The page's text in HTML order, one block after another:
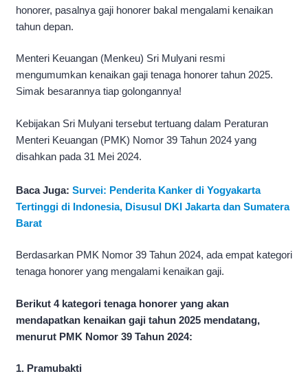
honorer, pasalnya gaji honorer bakal mengalami kenaikan
tahun depan.
Menteri Keuangan (Menkeu) Sri Mulyani resmi
mengumumkan kenaikan gaji tenaga honorer tahun 2025.
Simak besarannya tiap golongannya!
Kebijakan Sri Mulyani tersebut tertuang dalam Peraturan
Menteri Keuangan (PMK) Nomor 39 Tahun 2024 yang
disahkan pada 31 Mei 2024.
Baca Juga: Survei: Penderita Kanker di Yogyakarta
Tertinggi di Indonesia, Disusul DKI Jakarta dan Sumatera
Barat
Berdasarkan PMK Nomor 39 Tahun 2024, ada empat kategori
tenaga honorer yang mengalami kenaikan gaji.
Berikut 4 kategori tenaga honorer yang akan
mendapatkan kenaikan gaji tahun 2025 mendatang,
menurut PMK Nomor 39 Tahun 2024:
1. Pramubakti